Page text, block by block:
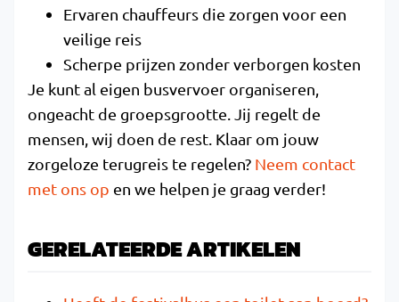
Ervaren chauffeurs die zorgen voor een
veilige reis
Scherpe prijzen zonder verborgen kosten
Je kunt al eigen busvervoer organiseren,
ongeacht de groepsgrootte. Jij regelt de
mensen, wij doen de rest. Klaar om jouw
zorgeloze terugreis te regelen? Neem contact
met ons op en we helpen je graag verder!
GERELATEERDE ARTIKELEN